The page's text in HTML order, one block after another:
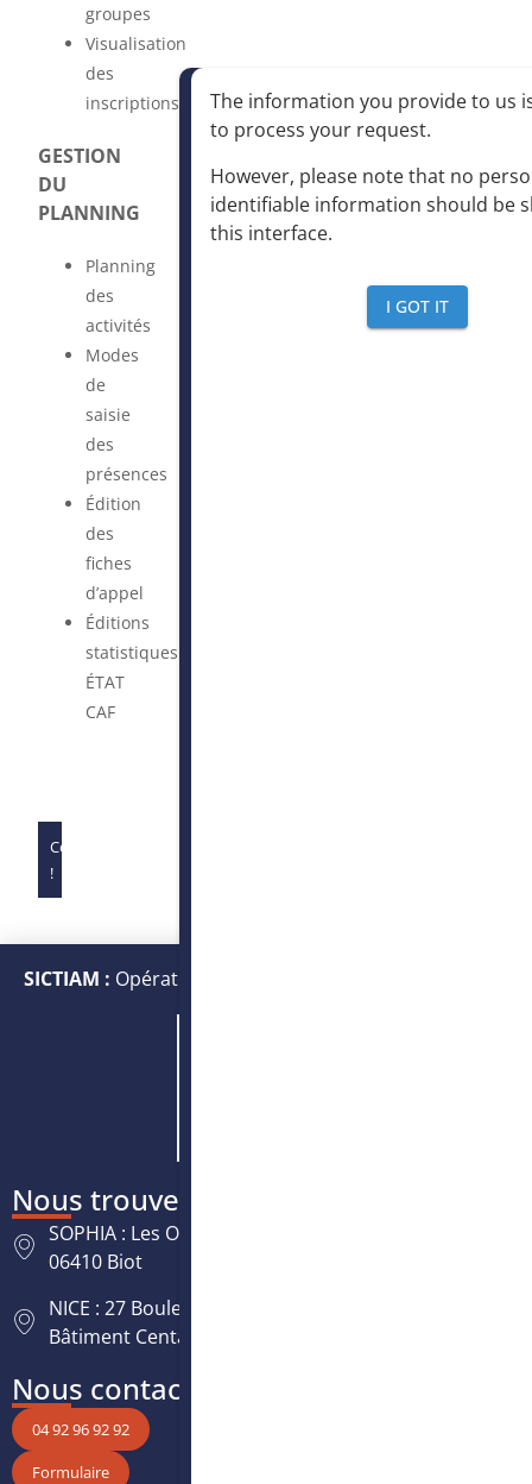
groupes
Visualisation
des
inscriptions
GESTION
DU
PLANNING
Planning
des
activités
Modes
de
saisie
des
présences
Édition
des
fiches
d’appel
Éditions
statistiques
ÉTAT
CAF
Complet
!
SICTIAM : Opérateur public de services numériques et
Nous trouver
SOPHIA : Les Oréades, 125 rue des Amandiers,
06410 Biot
NICE : 27 Boulevard Paul Montel Nice Leader -
Bâtiment Centaure, 06200 Nice
Nous contacter
04 92 96 92 92
Formulaire
The information you provide to us
to process your request.
However, please note that no
identifiable information should be
this interface.
I GOT IT